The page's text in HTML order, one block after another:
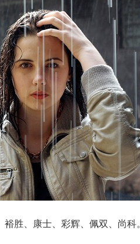
胜、康士、彩辉、佩双、尚科。